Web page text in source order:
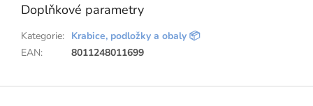
Doplňkové parametry
Kategorie: Krabice, podložky a obaly 📦
EAN: 8011248011699
Z